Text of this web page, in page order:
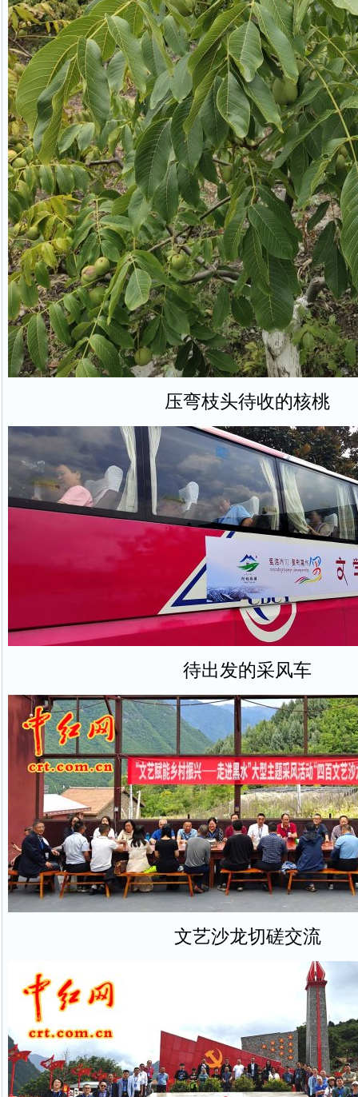
压弯枝头待收的核桃
待出发的采风车
文艺沙龙切磋交流